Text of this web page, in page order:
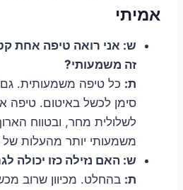
אמיתי
ש: אני רואה טיפה אחת
זה משמעותי?
ת: כל טיפה משמעותית.
סימן לכשל באיטום. טיפה
לשלולית מחר, ובטווח
משמעותי יותר מהעלות של
ש: האם נזילה כזו יכולה
ת: בהחלט. מכיוון שרוב